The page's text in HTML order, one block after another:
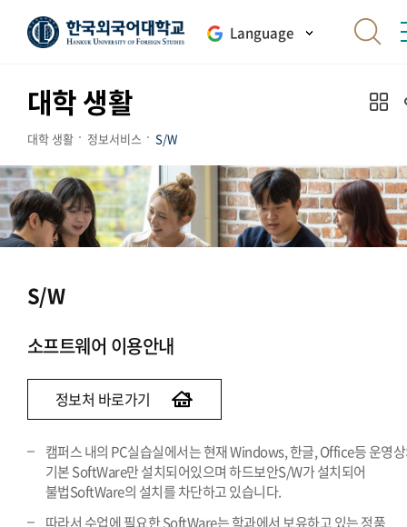
Language
대학 생활
대학 생활 정보서비스 S/W
S/W
소프트웨어 이용안내
정보처 바로가기
캠퍼스 내의 PC실습실에서는 현재 Windows, 한글, Office등 운영
기본 SoftWare만 설치되어있으며 하드보안S/W가 설치되어
불법SoftWare의 설치를 차단하고 있습니다.
따라서 수업에 필요한 SoftWare는 학과에서 보유하고 있는 정품